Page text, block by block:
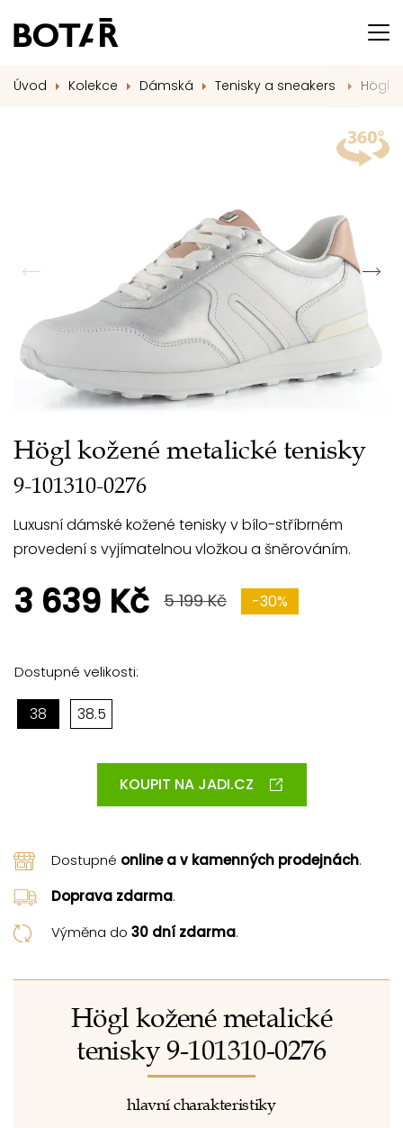
Úvod Kolekce Dámská Tenisky a sneakers Högl
Högl kožené metalické tenisky
9-101310-0276
Luxusní dámské kožené tenisky v bílo-stříbrném
provedení s vyjímatelnou vložkou a šněrováním.
3 639 Kč 5 199 Kč -30%
Dostupné velikosti:
38 38.5
KOUPIT NA JADI.CZ
Dostupné online a v kamenných prodejnách.
Doprava zdarma.
Výměna do 30 dní zdarma.
Högl kožené metalické
tenisky 9-101310-0276
hlavní charakteristiky